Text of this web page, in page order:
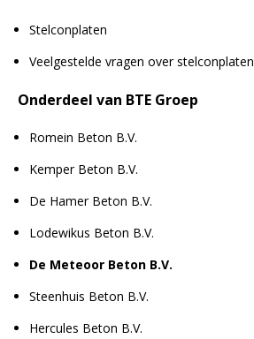
Stelconplaten
Veelgestelde vragen over stelconplaten
Onderdeel van BTE Groep
Romein Beton B.V.
Kemper Beton B.V.
De Hamer Beton B.V.
Lodewikus Beton B.V.
De Meteoor Beton B.V.
Steenhuis Beton B.V.
Hercules Beton B.V.